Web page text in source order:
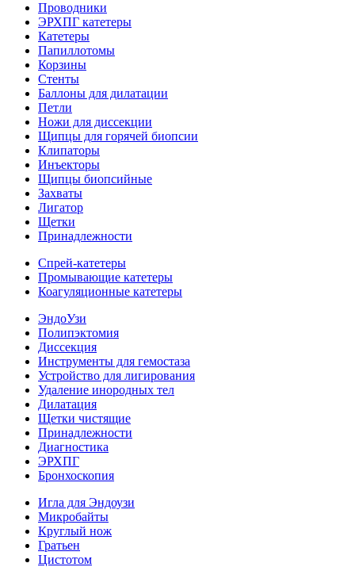
Проводники
ЭРХПГ катетеры
Катетеры
Папиллотомы
Корзины
Стенты
Баллоны для дилатации
Петли
Ножи для диссекции
Щипцы для горячей биопсии
Клипаторы
Инъекторы
Щипцы биопсийные
Захваты
Лигатор
Щетки
Принадлежности
Спрей-катетеры
Промывающие катетеры
Коагуляционные катетеры
ЭндоУзи
Полипэктомия
Диссекция
Инструменты для гемостаза
Устройство для лигирования
Удаление инородных тел
Дилатация
Щетки чистящие
Принадлежности
Диагностика
ЭРХПГ
Бронхоскопия
Игла для Эндоузи
Микробайты
Круглый нож
Гратьен
Цистотом